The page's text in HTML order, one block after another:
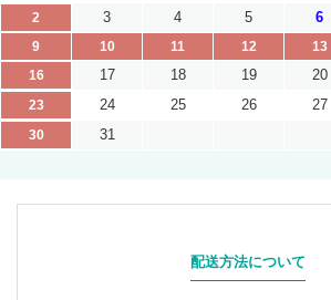
2
3 4 5 6
9
10 11 12 13
16
17 18 19 20
23
24 25 26 27
30
31
配送方法について